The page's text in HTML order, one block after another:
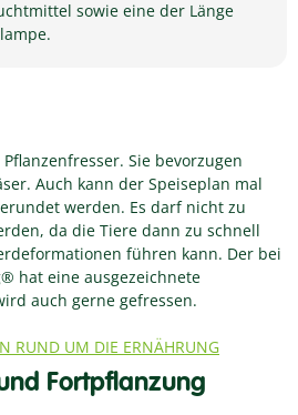
sowie eine der Länge
Sie bevorzugen
Auch kann der Speiseplan mal
werden. Es darf nicht zu
da die Tiere dann zu schnell
führen kann. Der bei
hat eine ausgezeichnete
auch gerne gefressen.
RUND UM DIE ERNÄHRUNG
Fortpflanzung